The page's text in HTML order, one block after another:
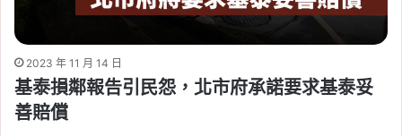
2023 年 11 月 14 日
基泰損鄰報告引民怨，北市府承諾要求基泰妥
善賠償